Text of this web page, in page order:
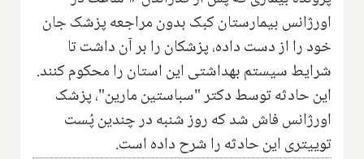
اورژانس بیمارستان کبک بدون مراجعه پزشک جان
خود را از دست داده، پزشکان را بر آن داشت تا
شرایط سیستم بهداشتی این استان را محکوم کنند.
این حادثه توسط دکتر "سباستین مارین"، پزشک
اورژانس فاش شد که روز شنبه در چندین پُست
توییتری این حادثه را شرح داده است.